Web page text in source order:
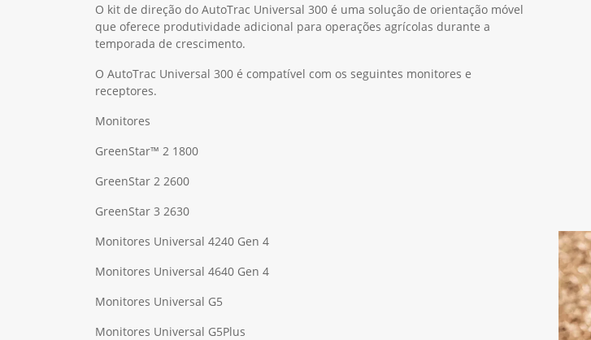
O kit de direção do AutoTrac Universal 300 é uma solução de orientação móvel
que oferece produtividade adicional para operações agrícolas durante a
temporada de crescimento.
O AutoTrac Universal 300 é compatível com os seguintes monitores e
receptores.
Monitores
GreenStar™ 2 1800
GreenStar 2 2600
GreenStar 3 2630
Monitores Universal 4240 Gen 4
Monitores Universal 4640 Gen 4
Monitores Universal G5
Monitores Universal G5Plus